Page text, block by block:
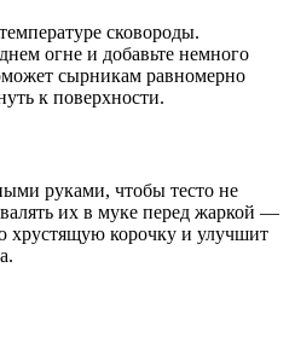
сковороды.
огне и добавьте немного
сырникам равномерно
к поверхности.
руками, чтобы тесто не
их в муке перед жаркой —
хрустящую корочку и улучшит